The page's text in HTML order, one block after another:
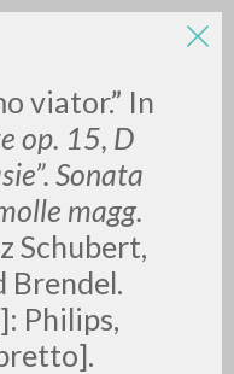
viator.” In
op. 15, D
Sonata
magg.
Schubert,
Philips,